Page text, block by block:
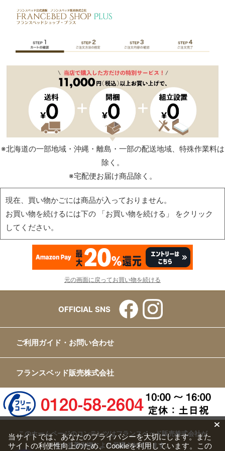
※北海道の一部地域・沖縄・離島・一部の配送地域、特殊作業料は
除く。
※宅配便お届け商品除く。
現在、買い物かごには商品が入っておりません。
お買い物を続けるには下の 「お買い物を続ける」 をクリック
してください。
元の画面に戻ってお買い物を続ける
OFFICIAL SNS
ご利用ガイド・お問い合わせ
フランスベッド販売株式会社
このホームページのコンテンツはフランスベッド販売株式会社が
有する著作権により保護されています。
当サイトでは、あなたのプライバシーを大切にします。また
サイトの利便性向上のため、Cookieを利用しています。この